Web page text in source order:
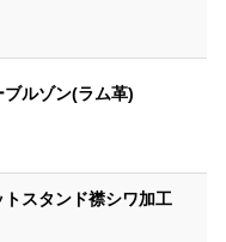
ルゾン(ラム革)
スタンド襟シワ加工